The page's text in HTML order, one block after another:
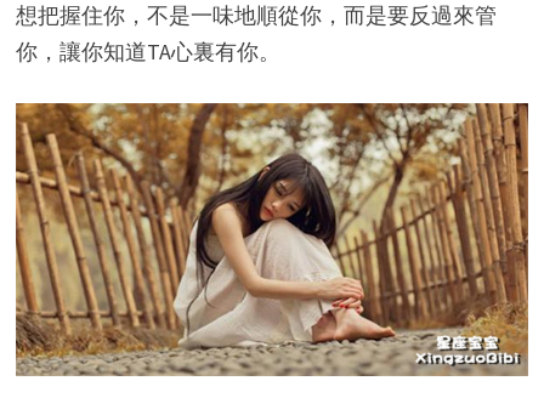
想把握住你，不是一味地順從你，而是要反過來管
你，讓你知道TA心裏有你。